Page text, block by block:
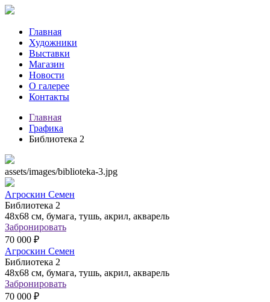
Главная
Художники
Выставки
Магазин
Новости
О галерее
Контакты
Главная
Графика
Библиотека 2
assets/images/biblioteka-3.jpg
Агроскин Семен
Библиотека 2
48х68 см, бумага, тушь, акрил, акварель
Забронировать
70 000 ₽
Агроскин Семен
Библиотека 2
48х68 см, бумага, тушь, акрил, акварель
Забронировать
70 000 ₽